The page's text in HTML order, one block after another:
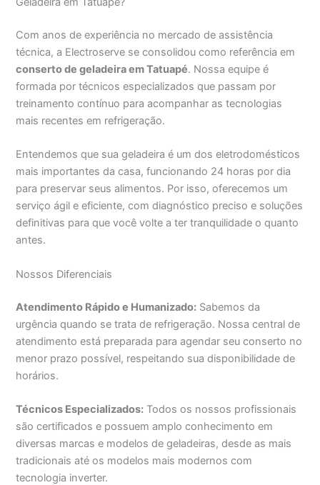
Com anos de experiência no mercado de assistência
técnica, a Electroserve se consolidou como referência em
conserto de geladeira em Tatuapé. Nossa equipe é
formada por técnicos especializados que passam por
treinamento contínuo para acompanhar as tecnologias
mais recentes em refrigeração.
Entendemos que sua geladeira é um dos eletrodomésticos
mais importantes da casa, funcionando 24 horas por dia
para preservar seus alimentos. Por isso, oferecemos um
serviço ágil e eficiente, com diagnóstico preciso e soluções
definitivas para que você volte a ter tranquilidade o quanto
antes.
Nossos Diferenciais
Atendimento Rápido e Humanizado: Sabemos da
urgência quando se trata de refrigeração. Nossa central de
atendimento está preparada para agendar seu conserto no
menor prazo possível, respeitando sua disponibilidade de
horários.
Técnicos Especializados: Todos os nossos profissionais
são certificados e possuem amplo conhecimento em
diversas marcas e modelos de geladeiras, desde as mais
tradicionais até os modelos mais modernos com
tecnologia inverter.